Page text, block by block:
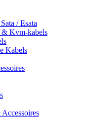
/ Esata
Kvm-kabels
Kabels